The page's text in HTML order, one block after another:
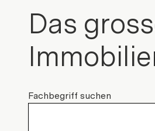
Das
Fachbegriff suchen